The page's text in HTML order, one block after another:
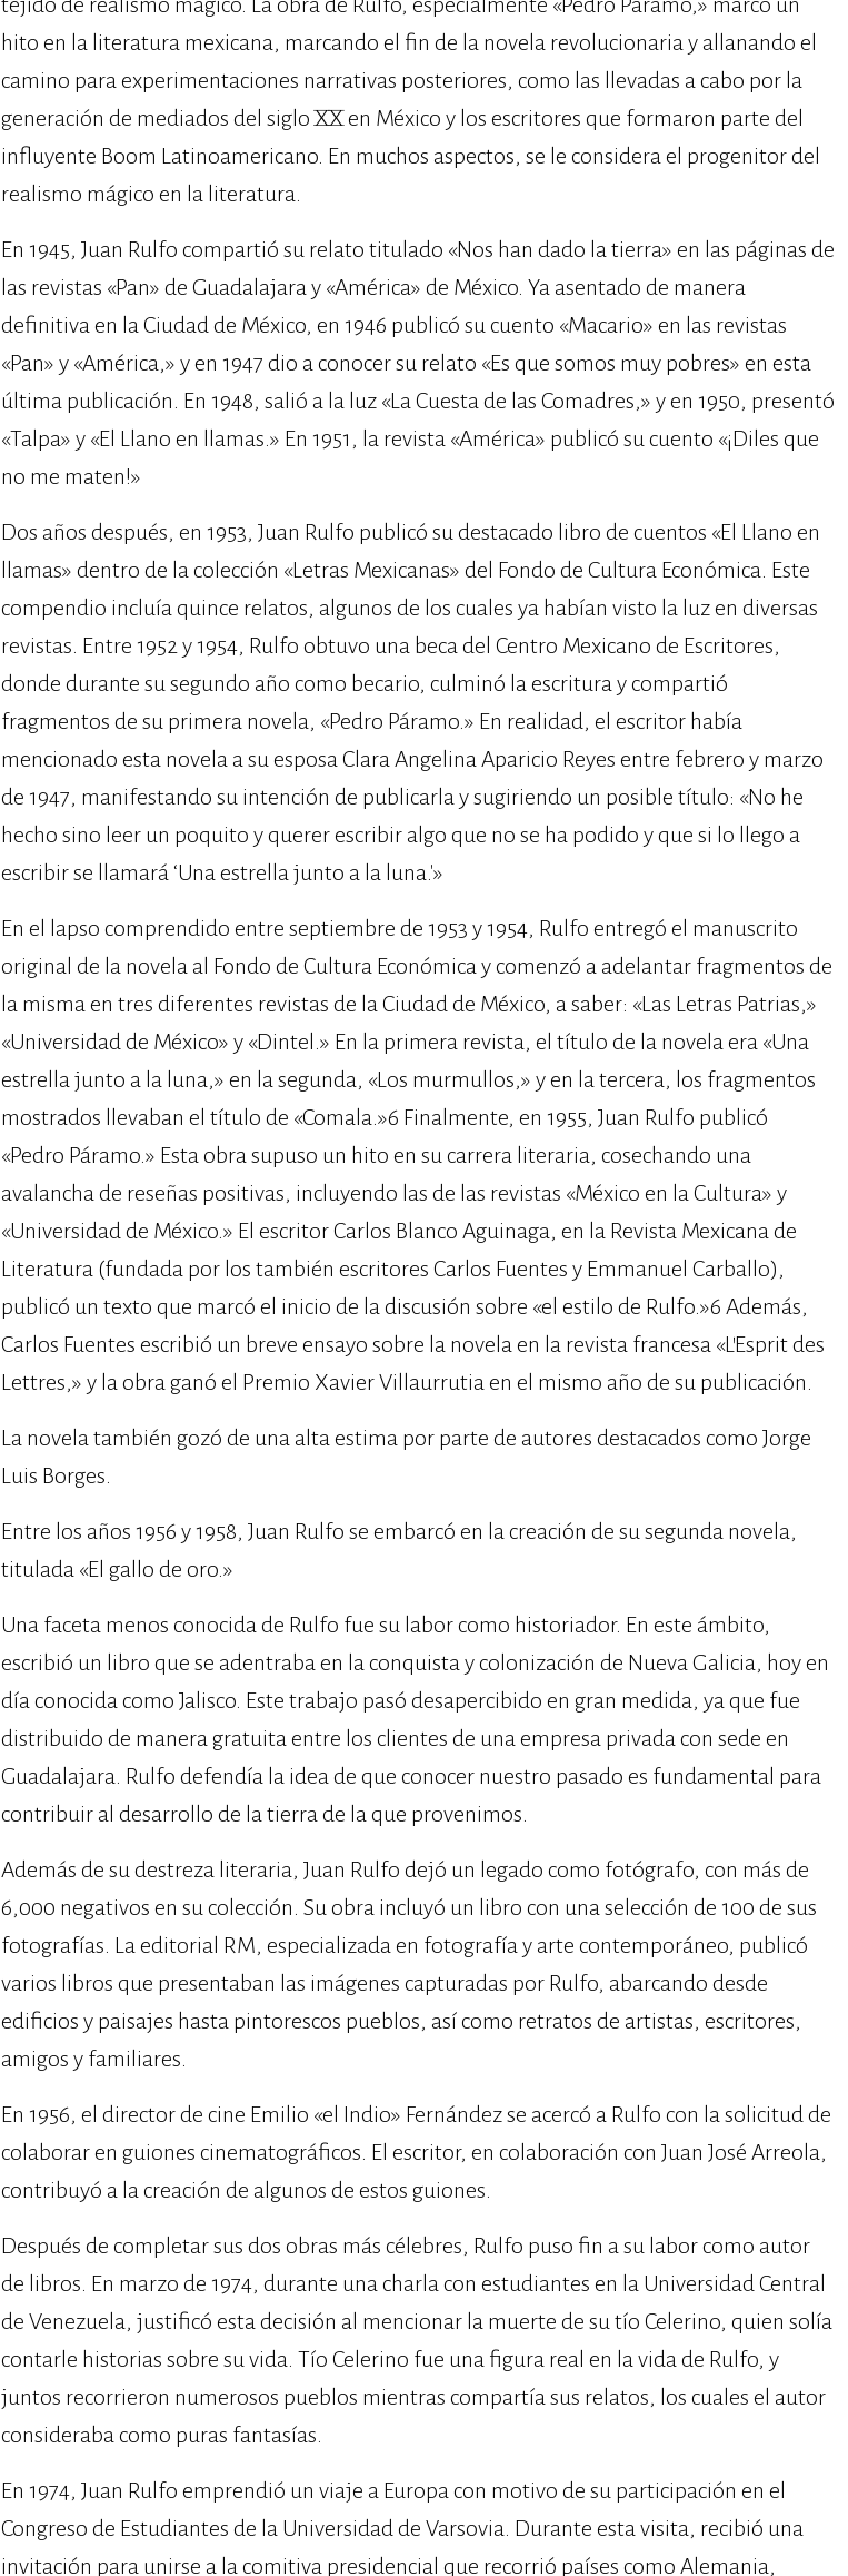
tejido de realismo mágico. La obra de Rulfo, especialmente «Pedro Páramo,» marcó un
hito en la literatura mexicana, marcando el fin de la novela revolucionaria y allanando el
camino para experimentaciones narrativas posteriores, como las llevadas a cabo por la
generación de mediados del siglo XX en México y los escritores que formaron parte del
influyente Boom Latinoamericano. En muchos aspectos, se le considera el progenitor del
realismo mágico en la literatura.
En 1945, Juan Rulfo compartió su relato titulado «Nos han dado la tierra» en las páginas de
las revistas «Pan» de Guadalajara y «América» de México.​ Ya asentado de manera
definitiva en la Ciudad de México, en 1946 publicó su cuento «Macario» en las revistas
«Pan» y «América,» y en 1947 dio a conocer su relato «Es que somos muy pobres» en esta
última publicación.​ En 1948, salió a la luz «La Cuesta de las Comadres,» y en 1950, presentó
«Talpa» y «El Llano en llamas.» En 1951, la revista «América» publicó su cuento «¡Diles que
no me maten!»
Dos años después, en 1953, Juan Rulfo publicó su destacado libro de cuentos «El Llano en
llamas» dentro de la colección «Letras Mexicanas» del Fondo de Cultura Económica. Este
compendio incluía quince relatos, algunos de los cuales ya habían visto la luz en diversas
revistas.​ Entre 1952 y 1954, Rulfo obtuvo una beca del Centro Mexicano de Escritores,
donde durante su segundo año como becario, culminó la escritura y compartió
fragmentos de su primera novela, «Pedro Páramo.»​ En realidad, el escritor había
mencionado esta novela a su esposa Clara Angelina Aparicio Reyes entre febrero y marzo
de 1947, manifestando su intención de publicarla y sugiriendo un posible título: «No he
hecho sino leer un poquito y querer escribir algo que no se ha podido y que si lo llego a
escribir se llamará ‘Una estrella junto a la luna.'»
En el lapso comprendido entre septiembre de 1953 y 1954, Rulfo entregó el manuscrito
original de la novela al Fondo de Cultura Económica y comenzó a adelantar fragmentos de
la misma en tres diferentes revistas de la Ciudad de México, a saber: «Las Letras Patrias,»
«Universidad de México» y «Dintel.»​ En la primera revista, el título de la novela era «Una
estrella junto a la luna,» en la segunda, «Los murmullos,» y en la tercera, los fragmentos
mostrados llevaban el título de «Comala.»6​ Finalmente, en 1955, Juan Rulfo publicó
«Pedro Páramo.»​ Esta obra supuso un hito en su carrera literaria, cosechando una
avalancha de reseñas positivas, incluyendo las de las revistas «México en la Cultura» y
«Universidad de México.» El escritor Carlos Blanco Aguinaga, en la Revista Mexicana de
Literatura (fundada por los también escritores Carlos Fuentes y Emmanuel Carballo),
publicó un texto que marcó el inicio de la discusión sobre «el estilo de Rulfo.»6​ Además,
Carlos Fuentes escribió un breve ensayo sobre la novela en la revista francesa «L’Esprit des
Lettres,» y la obra ganó el Premio Xavier Villaurrutia en el mismo año de su publicación.
La novela también gozó de una alta estima por parte de autores destacados como Jorge
Luis Borges.
Entre los años 1956 y 1958, Juan Rulfo se embarcó en la creación de su segunda novela,
titulada «El gallo de oro.»
Una faceta menos conocida de Rulfo fue su labor como historiador. En este ámbito,
escribió un libro que se adentraba en la conquista y colonización de Nueva Galicia, hoy en
día conocida como Jalisco. Este trabajo pasó desapercibido en gran medida, ya que fue
distribuido de manera gratuita entre los clientes de una empresa privada con sede en
Guadalajara. Rulfo defendía la idea de que conocer nuestro pasado es fundamental para
contribuir al desarrollo de la tierra de la que provenimos.
Además de su destreza literaria, Juan Rulfo dejó un legado como fotógrafo, con más de
6,000 negativos en su colección. Su obra incluyó un libro con una selección de 100 de sus
fotografías. La editorial RM, especializada en fotografía y arte contemporáneo, publicó
varios libros que presentaban las imágenes capturadas por Rulfo, abarcando desde
edificios y paisajes hasta pintorescos pueblos, así como retratos de artistas, escritores,
amigos y familiares.
En 1956, el director de cine Emilio «el Indio» Fernández se acercó a Rulfo con la solicitud de
colaborar en guiones cinematográficos. El escritor, en colaboración con Juan José Arreola,
contribuyó a la creación de algunos de estos guiones.
Después de completar sus dos obras más célebres, Rulfo puso fin a su labor como autor
de libros. En marzo de 1974, durante una charla con estudiantes en la Universidad Central
de Venezuela, justificó esta decisión al mencionar la muerte de su tío Celerino, quien solía
contarle historias sobre su vida. Tío Celerino fue una figura real en la vida de Rulfo, y
juntos recorrieron numerosos pueblos mientras compartía sus relatos, los cuales el autor
consideraba como puras fantasías.
En 1974, Juan Rulfo emprendió un viaje a Europa con motivo de su participación en el
Congreso de Estudiantes de la Universidad de Varsovia. Durante esta visita, recibió una
invitación para unirse a la comitiva presidencial que recorrió países como Alemania,